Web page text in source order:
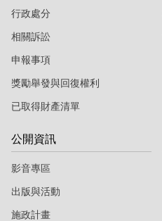
行政處分
相關訴訟
申報事項
獎勵舉發與回復權利
已取得財產清單
公開資訊
影音專區
出版與活動
施政計畫